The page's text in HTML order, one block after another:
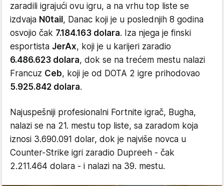
zaradili igrajući ovu igru, a na vrhu top liste se
izdvaja N0tail, Danac koji je u poslednjih 8 godina
osvojio čak 7.184.163 dolara. Iza njega je finski
esportista JerAx, koji je u karijeri zaradio
6.486.623 dolara, dok se na trećem mestu nalazi
Francuz Ceb, koji je od DOTA 2 igre prihodovao
5.925.842 dolara.
Najuspešniji profesionalni Fortnite igrač, Bugha,
nalazi se na 21. mestu top liste, sa zaradom koja
iznosi 3.690.091 dolar, dok je najviše novca u
Counter-Strike igri zaradio Dupreeh - čak
2.211.464 dolara - i nalazi na 39. mestu.